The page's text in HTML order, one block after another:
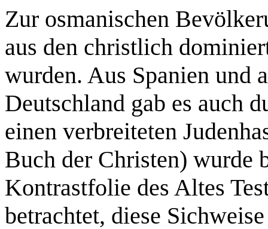
Zur osmanischen
aus den christlich
wurden. Aus Spanien und
Deutschland gab es auch
einen verbreiteten
Buch der Christen) wurde
Kontrastfolie des Altes
betrachtet, diese